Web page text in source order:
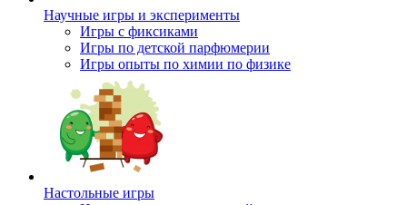
Научные игры и эксперименты
Игры с фиксиками
Игры по детской парфюмерии
Игры опыты по химии по физике
Настольные игры